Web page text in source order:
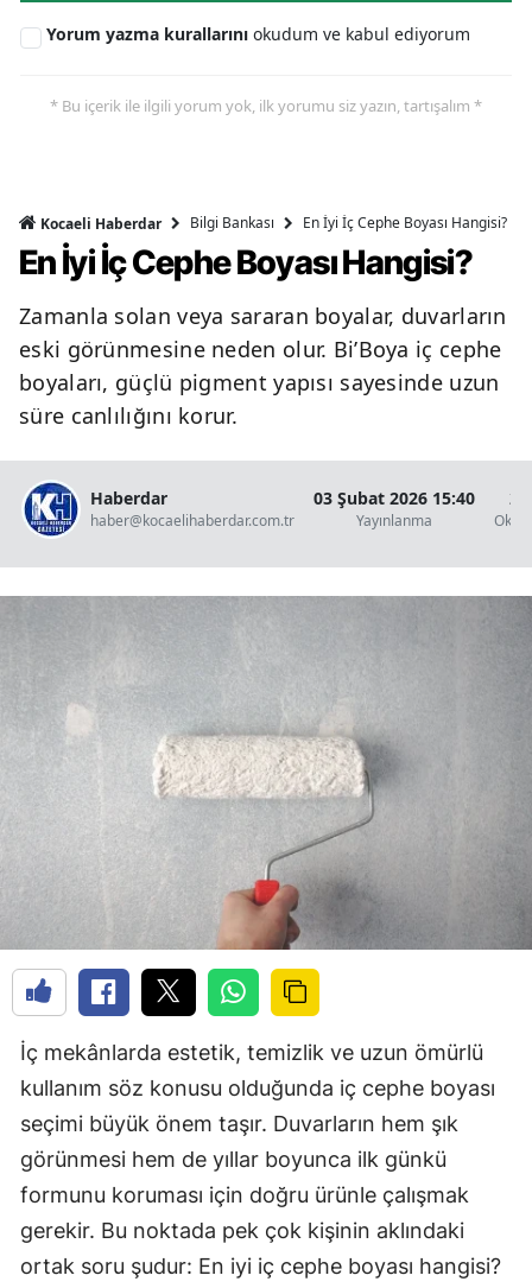
Yorum yazma kurallarını okudum ve kabul ediyorum
* Bu içerik ile ilgili yorum yok, ilk yorumu siz yazın, tartışalım *
Kocaeli Haberdar Bilgi Bankası En İyi İç Cephe Boyası Hangisi?
En İyi İç Cephe Boyası Hangisi?
Zamanla solan veya sararan boyalar, duvarların
eski görünmesine neden olur. Bi’Boya iç cephe
boyaları, güçlü pigment yapısı sayesinde uzun
süre canlılığını korur.
Haberdar
haber@kocaelihaberdar.com.tr
03 Şubat 2026 15:40
Yayınlanma
2
İç mekânlarda estetik, temizlik ve uzun ömürlü
kullanım söz konusu olduğunda iç cephe boyası
seçimi büyük önem taşır. Duvarların hem şık
görünmesi hem de yıllar boyunca ilk günkü
formunu koruması için doğru ürünle çalışmak
gerekir. Bu noktada pek çok kişinin aklındaki
ortak soru şudur: En iyi iç cephe boyası hangisi?